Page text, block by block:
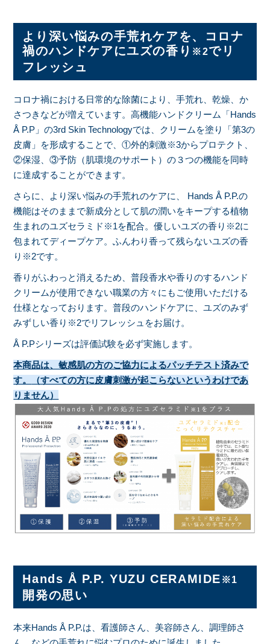
より深い悩みの手荒れケアを、コロナ
禍のハンドケアにユズの香り ※2でリ
フレッシュ
コロナ禍における日常的な除菌により、⼿荒れ、乾燥、か
さつきなどが増えています。⾼機能ハンドクリーム「Hands
Å P.P」の3rd Skin Technologyでは、クリームを塗り「第3の
⽪膚」を形成することで、①外的刺激※3からプロテクト、
②保湿、③予防（肌環境のサポート）の３つの機能を同時
に達成することができます。
さらに、より深い悩みの⼿荒れのケアに、 Hands Å P.P.の
機能はそのままで新成分として肌の潤いをキープする植物
生まれのユズセラミド※1を配合。優しいユズの香り※2に
包まれてディープケア。ふんわり香って残らないユズの香
り※2です。
香りがふわっと消えるため、普段香水や香りのするハンド
クリームが使用できない職業の方々にもご使用いただける
仕様となっております。普段のハンドケアに、ユズのみず
みずしい香り※2でリフレッシュをお届け。
Å P.Pシリーズは評価試験を必ず実施します。
本商品は、敏感肌の方のご協力によるパッチテスト済みで
す。
（すべての方に皮膚刺激が起こらないというわけであ
りません）
Hands Å P.P. YUZU CERAMIDE ※1
開発の思い
本来Hands Å P.P.は、看護師さん、美容師さん、調理師さ